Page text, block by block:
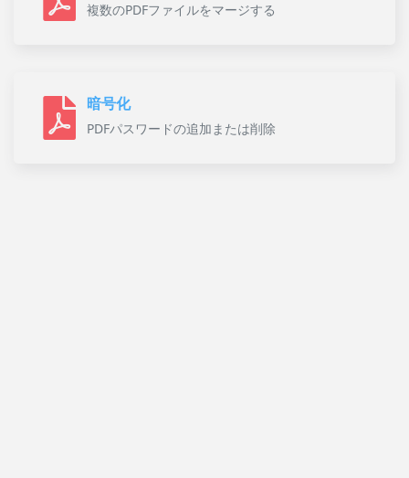
複数のPDFファイルをマージする
暗号化
PDFパスワードの追加または削除